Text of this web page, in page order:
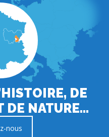
DE
DE NATURE…
nous